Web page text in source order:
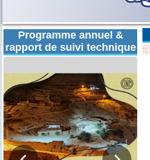
Programme annuel &
rapport de suivi technique
::